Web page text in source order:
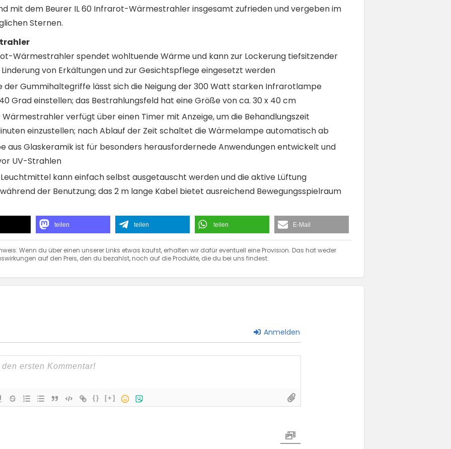
mit dem Beurer IL 60 Infrarot-Wärmestrahler insgesamt zufrieden und vergeben im
Sternen.
Wärmestrahler spendet wohltuende Wärme und kann zur Lockerung tiefsitzender
von Erkältungen und zur Gesichtspflege eingesetzt werden
der Gummihaltegriffe lässt sich die Neigung der 300 Watt starken Infrarotlampe
Grad einstellen; das Bestrahlungsfeld hat eine Größe von ca. 30 x 40 cm
Wärmestrahler verfügt über einen Timer mit Anzeige, um die Behandlungszeit
einzustellen; nach Ablauf der Zeit schaltet die Wärmelampe automatisch ab
aus Glaskeramik ist für besonders herausfordernede Anwendungen entwickelt und
UV-Strahlen
Leuchtmittel kann einfach selbst ausgetauscht werden und die aktive Lüftung
der Benutzung; das 2 m lange Kabel bietet ausreichend Bewegungsspielraum
teilen teilen teilen E-Mail
Wenn du über einen unserer Links etwas kaufst, erhalten wir dafür eventuell eine Provision. Das hat weder
auf den Preis, den du bezahlst, noch auf die Produkte, die du bei uns findest.
Anmelden
{} [+]